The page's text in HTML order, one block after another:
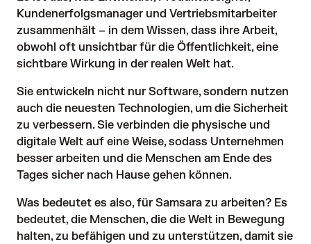
Kundenerfolgsmanager und Vertriebsmitarbeiter
zusammenhält – in dem Wissen, dass ihre Arbeit,
obwohl oft unsichtbar für die Öffentlichkeit, eine
sichtbare Wirkung in der realen Welt hat.
Sie entwickeln nicht nur Software, sondern nutzen
auch die neuesten Technologien, um die Sicherheit
zu verbessern. Sie verbinden die physische und
digitale Welt auf eine Weise, sodass Unternehmen
besser arbeiten und die Menschen am Ende des
Tages sicher nach Hause gehen können.
Was bedeutet es also, für Samsara zu arbeiten? Es
bedeutet, die Menschen, die die Welt in Bewegung
halten, zu befähigen und zu unterstützen, damit sie